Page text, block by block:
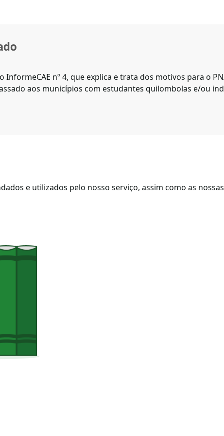
nº 4, que explica e trata dos motivos para o
aos municípios com estudantes quilombolas e/ou
e utilizados pelo nosso serviço, assim como as